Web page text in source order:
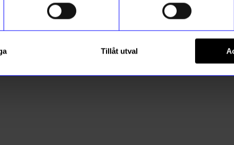
Tillåt utval
XL 19,5 mm Ring Peak Guld M 17,5 mm